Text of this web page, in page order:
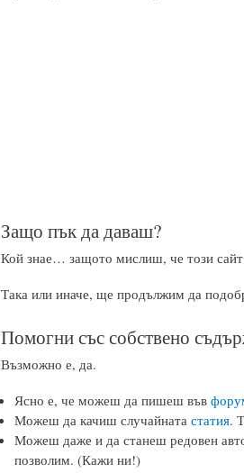
Защо пък да даваш?
Кой знае… защото мислиш, че този
Така или иначе, ще продължим да
Помогни със собствено
Възможно е, да.
Ясно е, че можеш да пишеш във
Можеш да качиш случайната статия.
Можеш даже и да станеш редовен
позволим. (Кажи ни!)